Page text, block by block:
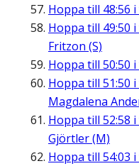
Hoppa till 48:56 i
Hoppa till 49:50 i
Fritzon (S)
Hoppa till 50:50 i
Hoppa till 51:50 i
Magdalena
Hoppa till 52:58 i
Gjörtler (M)
Hoppa till 54:03 i